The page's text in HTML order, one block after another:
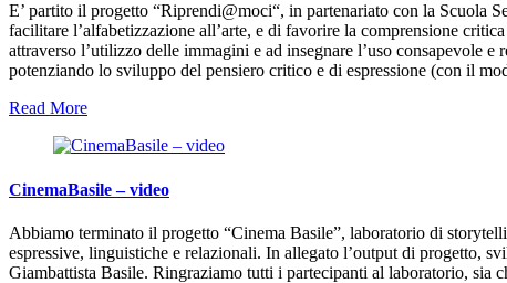
E’ partito il progetto “Riprendi@moci“, in partenariato con la Scuola
facilitare l’alfabetizzazione all’arte, e di favorire la comprensione
attraverso l’utilizzo delle immagini e ad insegnare l’uso consapevole
potenziando lo sviluppo del pensiero critico e di espressione (con il
Read More
CinemaBasile – video
Abbiamo terminato il progetto “Cinema Basile”, laboratorio di
espressive, linguistiche e relazionali. In allegato l’output di progetto,
Giambattista Basile. Ringraziamo tutti i partecipanti al laboratorio, sia